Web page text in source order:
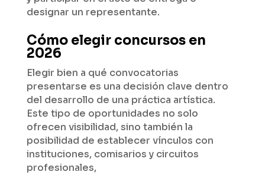
designar un representante.
Cómo elegir concursos en
2026
Elegir bien a qué convocatorias
presentarse es una decisión clave dentro
del desarrollo de una práctica artística.
Este tipo de oportunidades no solo
ofrecen visibilidad, sino también la
posibilidad de establecer vínculos con
instituciones, comisarios y circuitos
profesionales,